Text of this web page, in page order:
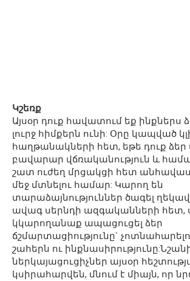
Կշեռք
Այսօր դուք հավատում եք ինքներս
լուրջ հիմքերն ունի: Օրը կապված
հաղթանակների հետ, եթե դուք ձեր
բավարար վճռականություն և
շատ ուժեղ մրցակցի հետ
մեջ մտնելու համար: Կարող են
տարաձայնություններ ծագել
ավագ սերնդի ազգականների հետ,
կկարողանաք ապացուցել ձեր
ճշմարտացիությունը`
շահերն ու
ներկայացուցիչներ այսօր
կսիրահարվեն, մնում է միայն, որ